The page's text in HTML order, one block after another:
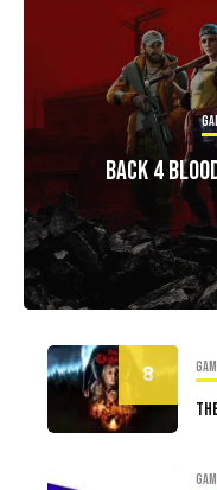
Back 4
8